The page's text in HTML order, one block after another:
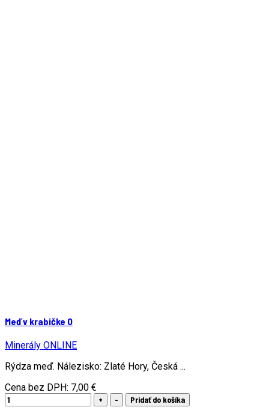
Meď v krabičke O
Minerály ONLINE
Rýdza meď. Nálezisko: Zlaté Hory, Česká ...
Cena bez DPH: 7,00 €